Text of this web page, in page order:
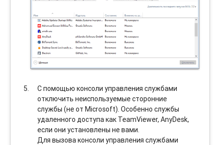
С помощью консоли управления службами
отключить неиспользуемые сторонние
службы (не от Microsoft). Особенно службы
удаленного доступа как TeamViewer, AnyDesk,
если они установлены не вами.
Для вызова консоли управления службами